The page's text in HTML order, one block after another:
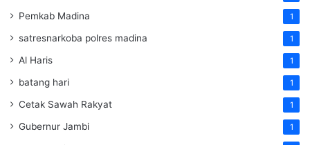
Pemkab Madina 1
satresnarkoba polres madina 1
Al Haris 1
batang hari 1
Cetak Sawah Rakyat 1
Gubernur Jambi 1